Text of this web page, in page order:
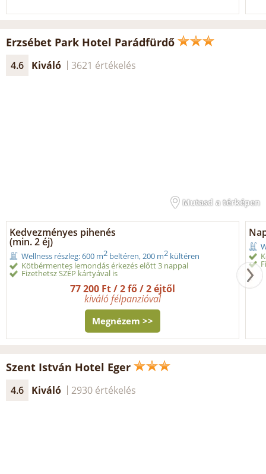
Erzsébet Park Hotel Parádfürdő
4.6 Kiváló 3621 értékelés
Mutasd a térképen
Kedvezményes pihenés
(min. 2 éj)
Wellness részleg: 600 m2 beltéren, 200 m2 kültéren
Kötbérmentes lemondás érkezés előtt 3 nappal
Fizethetsz SZÉP kártyával is
77 200 Ft / 2 fő / 2 éjtől
kiváló félpanzióval
Megnézem >>
Szent István Hotel Eger
4.6 Kiváló 2930 értékelés